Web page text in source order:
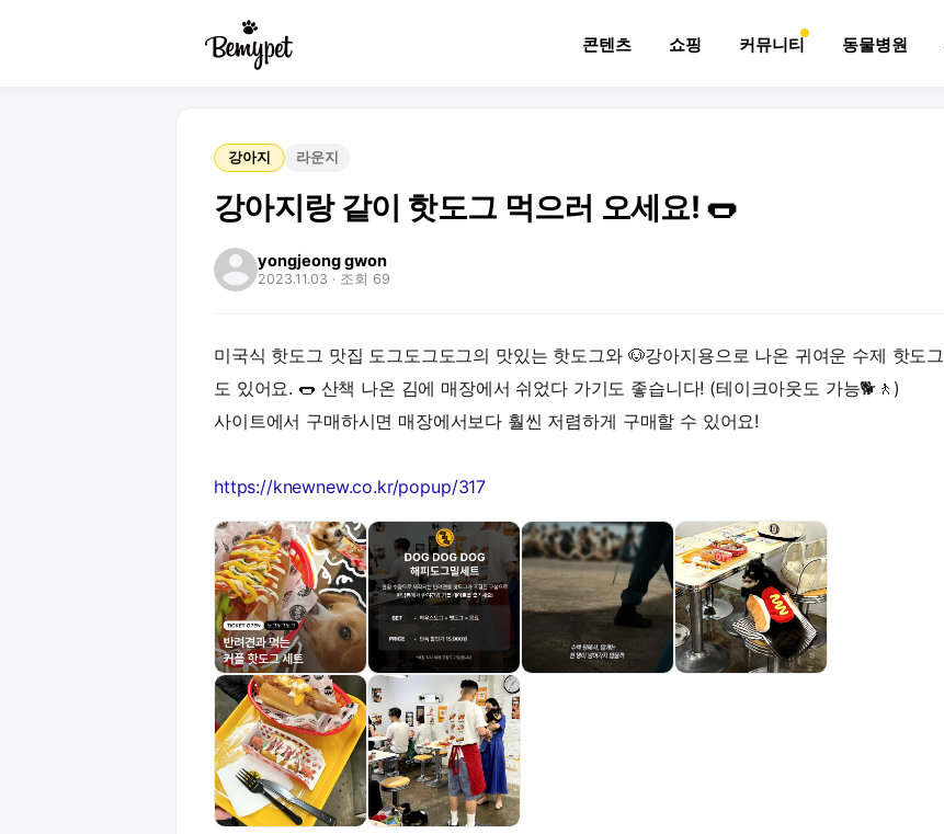
콘텐츠 쇼핑 커뮤니티 동물병원
강아지 라운지
강아지랑 같이 핫도그 먹으러 오세요! 🌭
yongjeong gwon
2023.11.03 · 조회 69
미국식 핫도그 맛집 도그도그도그의 맛있는 핫도그와 🐶강아지용으로 나온 귀여운 수제 핫도그
도 있어요. 🌭 산책 나온 김에 매장에서 쉬었다 가기도 좋습니다! (테이크아웃도 가능🐕🚶)
사이트에서 구매하시면 매장에서보다 훨씬 저렴하게 구매할 수 있어요!
https://knewnew.co.kr/popup/317